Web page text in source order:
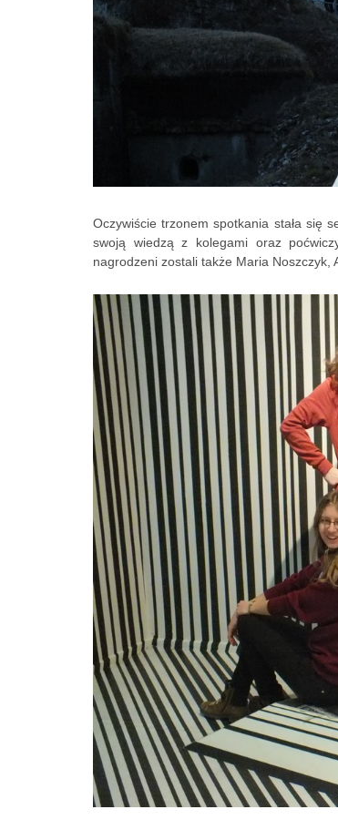
Oczywiście trzonem spotkania stała się
swoją wiedzą z kolegami oraz
nagrodzeni zostali także Maria Noszczyk,